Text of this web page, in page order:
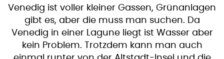
Venedig ist voller kleiner Gassen, Grünanlagen
gibt es, aber die muss man suchen. Da
Venedig in einer Lagune liegt ist Wasser aber
kein Problem. Trotzdem kann man auch